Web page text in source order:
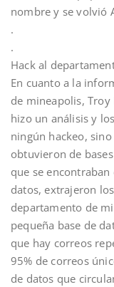
nombre y se volvió
.
.
Hack al
En cuanto a la
de mineapolis,
hizo un análisis y
ningún hackeo,
obtuvieron de
que se
datos, extrajeron
departamento de
pequeña base de
que hay correos
95% de correos
de datos que